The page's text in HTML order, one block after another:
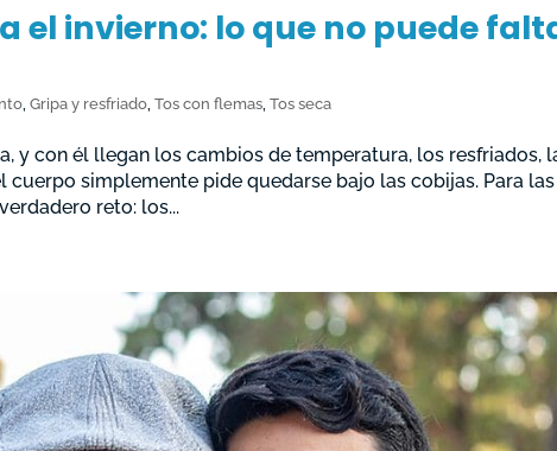
el invierno: lo que no puede
,Gripa y resfriado ,Tos con flemas ,Tos seca
y con él llegan los cambios de temperatura, los resfriados,
cuerpo simplemente pide quedarse bajo las cobijas. Para las
reto: los...